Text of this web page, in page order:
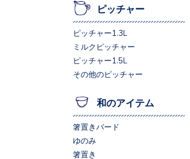
ピッチャー
ピッチャー1.3L
ミルクピッチャー
ピッチャー1.5L
その他のピッチャー
和のアイテム
箸置きバード
ゆのみ
箸置き